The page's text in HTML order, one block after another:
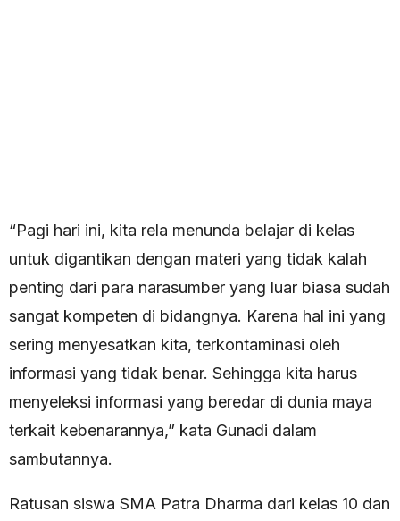
“Pagi hari ini, kita rela menunda belajar di kelas
untuk digantikan dengan materi yang tidak kalah
penting dari para narasumber yang luar biasa sudah
sangat kompeten di bidangnya. Karena hal ini yang
sering menyesatkan kita, terkontaminasi oleh
informasi yang tidak benar. Sehingga kita harus
menyeleksi informasi yang beredar di dunia maya
terkait kebenarannya,” kata Gunadi dalam
sambutannya.
Ratusan siswa SMA Patra Dharma dari kelas 10 dan